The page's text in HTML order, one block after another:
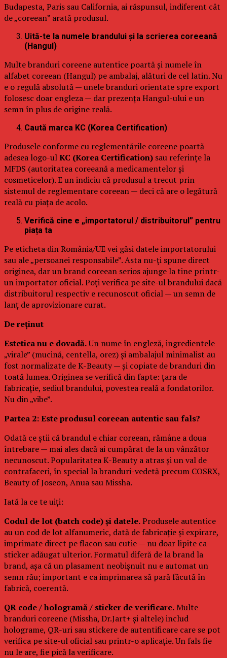
Budapesta, Paris sau California, ai răspunsul, indiferent cât
de „coreean” arată produsul.
Uită-te la numele brandului și la scrierea coreeană
(Hangul)
Multe branduri coreene autentice poartă și numele în
alfabet coreean (Hangul) pe ambalaj, alături de cel latin. Nu
e o regulă absolută — unele branduri orientate spre export
folosesc doar engleza — dar prezența Hangul-ului e un
semn în plus de origine reală.
Caută marca KC (Korea Certification)
Produsele conforme cu reglementările coreene poartă
adesea logo-ulKC (Korea Certification) sau referințe la
MFDS (autoritatea coreeană a medicamentelor și
cosmeticelor). E un indiciu că produsul a trecut prin
sistemul de reglementare coreean — deci că are o legătură
reală cu piața de acolo.
Verifică cine e „importatorul / distribuitorul” pentru
piața ta
Pe eticheta din România/UE vei găsi datele importatorului
sau ale „persoanei responsabile”. Asta nu-ți spune direct
originea, dar un brand coreean serios ajunge la tine printr-
un importator oficial. Poți verifica pe site-ul brandului dacă
distribuitorul respectiv e recunoscut oficial — un semn de
lanț de aprovizionare curat.
De reținut
Estetica nu e dovadă.Un nume în engleză, ingredientele
„virale” (mucină, centella, orez) și ambalajul minimalist au
fost normalizate de K-Beauty — și copiate de branduri din
toată lumea. Originea se verifică din fapte: țara de
fabricație, sediul brandului, povestea reală a fondatorilor.
Nu din „vibe”.
Partea 2: Este produsul coreean autentic sau fals?
Odată ce știi că brandul e chiar coreean, rămâne a doua
întrebare — mai ales dacă ai cumpărat de la un vânzător
necunoscut. Popularitatea K-Beauty a atras și un val de
contrafaceri, în special la branduri-vedetă precum COSRX,
Beauty of Joseon, Anua sau Missha.
Iată la ce te uiți:
Codul de lot (batch code) și datele.Produsele autentice
au un cod de lot alfanumeric, dată de fabricație și expirare,
imprimate direct pe flacon sau cutie — nu doar lipite ca
sticker adăugat ulterior. Formatul diferă de la brand la
brand, așa că un plasament neobișnuit nu e automat un
semn rău; important e ca imprimarea să pară făcută în
fabrică, coerentă.
QR code / hologramă / sticker de verificare.Multe
branduri coreene (Missha, Dr.Jart+ și altele) includ
holograme, QR-uri sau stickere de autentificare care se pot
verifica pe site-ul oficial sau printr-o aplicație. Un fals fie
nu le are, fie pică la verificare.